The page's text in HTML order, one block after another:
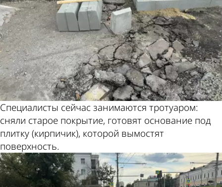
Специалисты сейчас занимаются тротуаром:
сняли старое покрытие, готовят основание под
плитку (кирпичик), которой вымостят
поверхность.